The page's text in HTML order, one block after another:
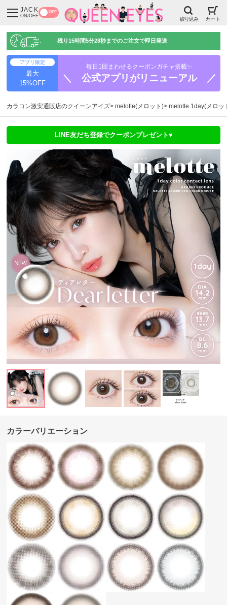
JACK
ON/OFF
OFF
絞り込み カート
残り15時間5分27秒までのご注文で即日発送
アプリ限定
最大
15%OFF
毎日1回まわせるクーポンガチャ搭載✨
＼ 公式アプリがリニューアル ／
カラコン激安通販店のクイーンアイズ melotte(メロット) melotte 1day(メロッ
LINE友だち登録でクーポンプレゼント♥
カラーバリエーション